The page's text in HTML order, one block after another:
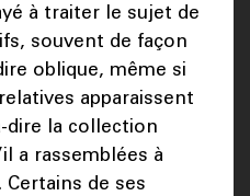
à traiter le sujet de
souvent de façon
oblique, même si
apparaissent
dire la collection
a rassemblées à
Certains de ses